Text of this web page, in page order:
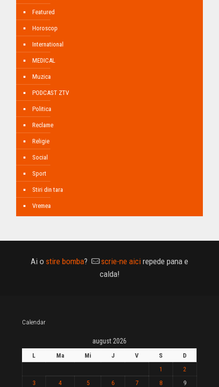
Featured
Horoscop
International
MEDICAL
Muzica
PODCAST ZTV
Politica
Reclame
Religie
Social
Sport
Stiri din tara
Vremea
Ai o stire bomba? scrie-ne aici repede pana e
calda!
Calendar
august 2026
L Ma Mi J V S
D
1
2
3
4 5 6 7 8
9